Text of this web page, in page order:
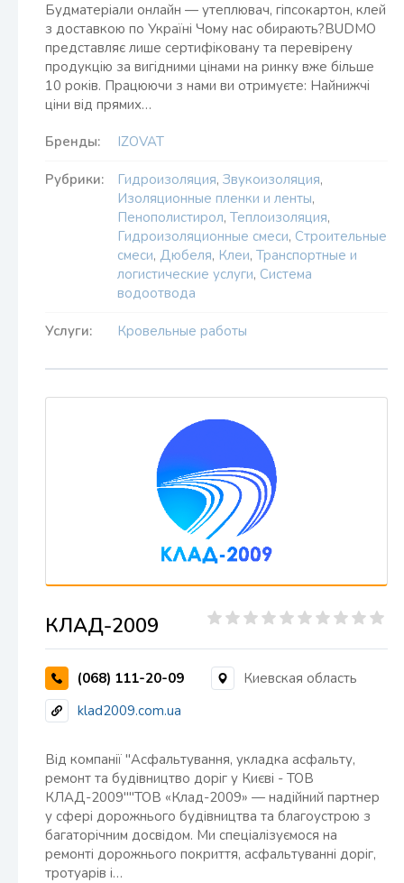
Будматеріали онлайн — утеплювач, гіпсокартон, клей
з доставкою по Україні Чому нас обирають?BUDMO
представляє лише сертифіковану та перевірену
продукцію за вигідними цінами на ринку вже більше
10 років. Працюючи з нами ви отримуєте: Найнижчі
ціни від прямих…
Бренды: IZOVAT
Рубрики: Гидроизоляция, Звукоизоляция,
Изоляционные пленки и ленты,
Пенополистирол, Теплоизоляция,
Гидроизоляционные смеси, Строительные
смеси, Дюбеля, Клеи, Транспортные и
логистические услуги, Система
водоотвода
Услуги: Кровельные работы
КЛАД-2009
(068) 111-20-09
Киевская область
klad2009.com.ua
Від компанії "Асфальтування, укладка асфальту,
ремонт та будівництво доріг у Києві - ТОВ
КЛАД-2009""ТОВ «Клад-2009» — надійний партнер
у сфері дорожнього будівництва та благоустрою з
багаторічним досвідом. Ми спеціалізуємося на
ремонті дорожнього покриття, асфальтуванні доріг,
тротуарів і…